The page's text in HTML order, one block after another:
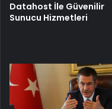
Datahost İle Güvenilir
Sunucu Hizmetleri